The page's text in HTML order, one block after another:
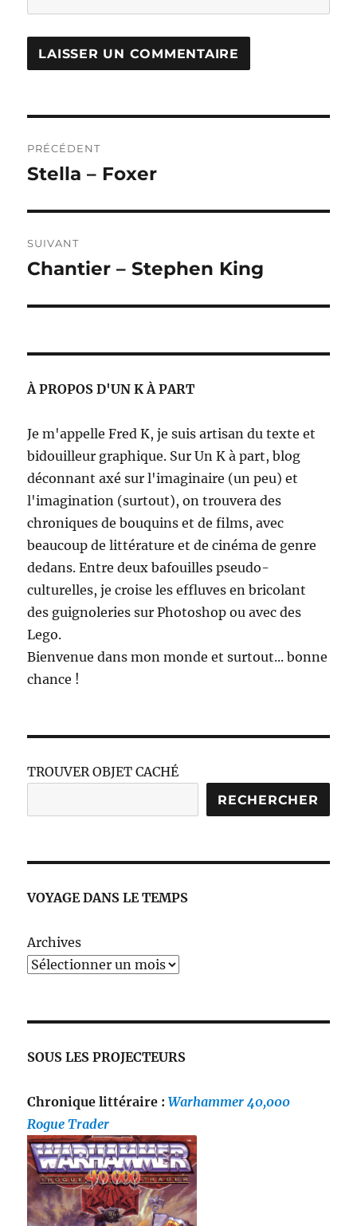
de
PRÉCÉDENT
Publication
Stella – Foxer
SUIVANT
Publication
Chantier – Stephen King
À PROPOS D'UN K À PART
Je m'appelle Fred K, je suis artisan du texte et
bidouilleur graphique. Sur Un K à part, blog
déconnant axé sur l'imaginaire (un peu) et
l'imagination (surtout), on trouvera des
chroniques de bouquins et de films, avec
beaucoup de littérature et de cinéma de genre
dedans. Entre deux bafouilles pseudo-
culturelles, je croise les effluves en bricolant
des guignoleries sur Photoshop ou avec des
Lego.
Bienvenue dans mon monde et surtout... bonne
chance !
TROUVER OBJET CACHÉ
RECHERCHER
VOYAGE DANS LE TEMPS
Archives
SOUS LES PROJECTEURS
Chronique littéraire :Warhammer 40,000
Rogue Trader